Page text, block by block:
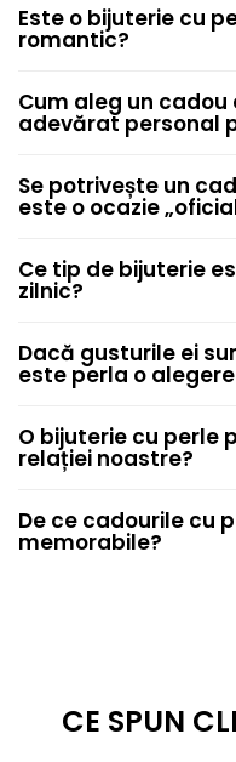
Este o bijuterie cu
romantic?
Cum aleg un
adevărat personal
Se potrivește un
este o ocazie
Ce tip de bijuterie
zilnic?
Dacă gusturile ei
este perla o
O bijuterie cu perle
relației noastre?
De ce cadourile cu
memorabile?
CE SPUN